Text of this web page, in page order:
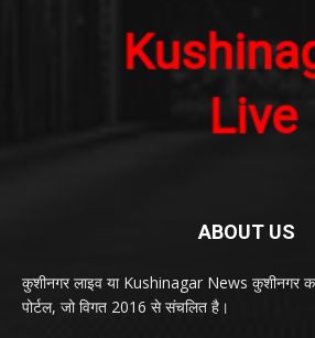
ABOUT US
कुशीनगर लाइव या Kushinagar News कुशीनगर
पोर्टल, जो विगत 2016 से संचलित है।